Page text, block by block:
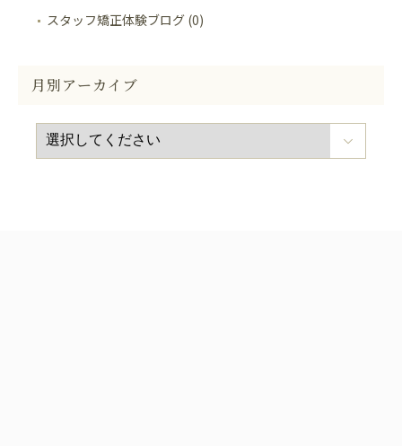
スタッフ矯正体験ブログ (0)
月別アーカイブ